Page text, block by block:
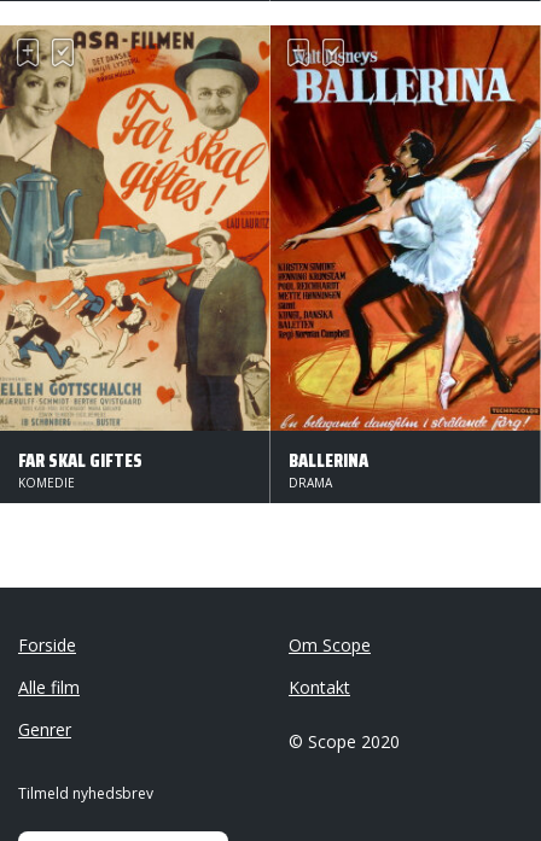
FAR SKAL GIFTES
KOMEDIE
BALLERINA
DRAMA
Forside
Alle film
Genrer
Om Scope
Kontakt
© Scope 2020
Tilmeld nyhedsbrev